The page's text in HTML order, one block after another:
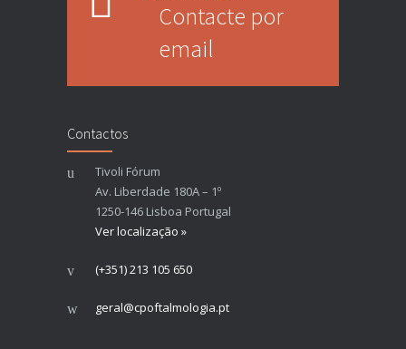
Contacte por
email
Contactos
Tivoli Fórum
Av. Liberdade 180A – 1º
1250-146 Lisboa Portugal
Ver localização »
(+351) 213 105 650
geral@cpoftalmologia.pt